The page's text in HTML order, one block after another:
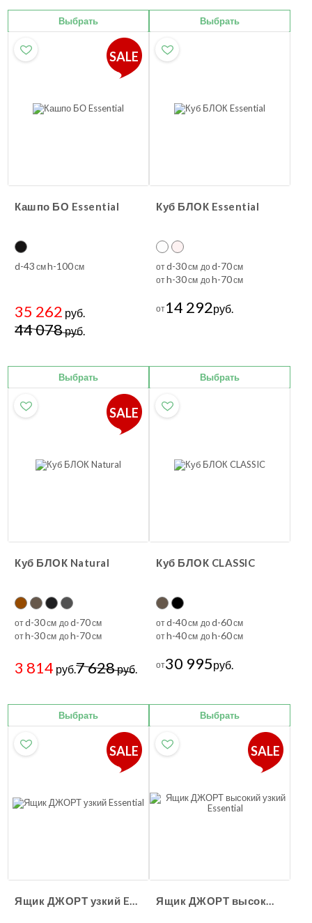
Выбрать Выбрать
SALE
Кашпо БО Essential
d-43 смh-100см
35 262 руб.
44 078руб.
Выбрать
Куб БЛОК Essential
отd-30см доd-70см
отh-30см доh-70см
от14 292руб.
Выбрать
SALE
Куб БЛОК Natural
отd-30см доd-70см
отh-30см доh-70см
3 814 руб.7 628руб.
Выбрать
Куб БЛОК CLASSIC
отd-40см доd-60см
отh-40см доh-60см
от30 995руб.
Выбрать
SALE
Ящик ДЖОРТ узкий Essential
SALE
Ящик ДЖОРТ высокий узкий Essential